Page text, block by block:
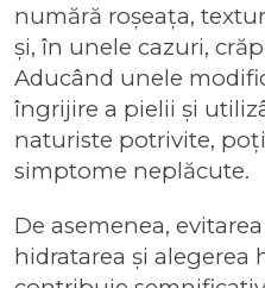
numără roșeața,
și, în unele cazuri,
Aducând unele
îngrijire a pielii și
naturiste potrivite,
simptome neplăcute.
De asemenea,
hidratarea și alegerea